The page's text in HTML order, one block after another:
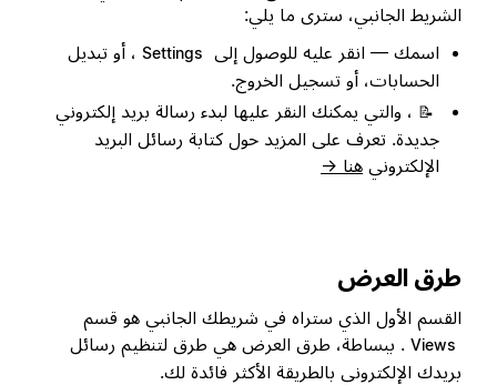
الشريط الجانبي، سترى ما يلي:
اسمك — انقر عليه للوصول إلى
Settings ، أو تبديل
الحسابات، أو تسجيل الخروج.
📝 ، والتي يمكنك النقر عليها لبدء رسالة بريد إلكتروني
جديدة. تعرف على المزيد حول كتابة رسائل البريد
الإلكتروني هنا →
طرق العرض
القسم الأول الذي ستراه في شريطك الجانبي هو قسم
Views . ببساطة، طرق العرض هي طرق لتنظيم رسائل
بريدك الإلكتروني بالطريقة الأكثر فائدة لك.